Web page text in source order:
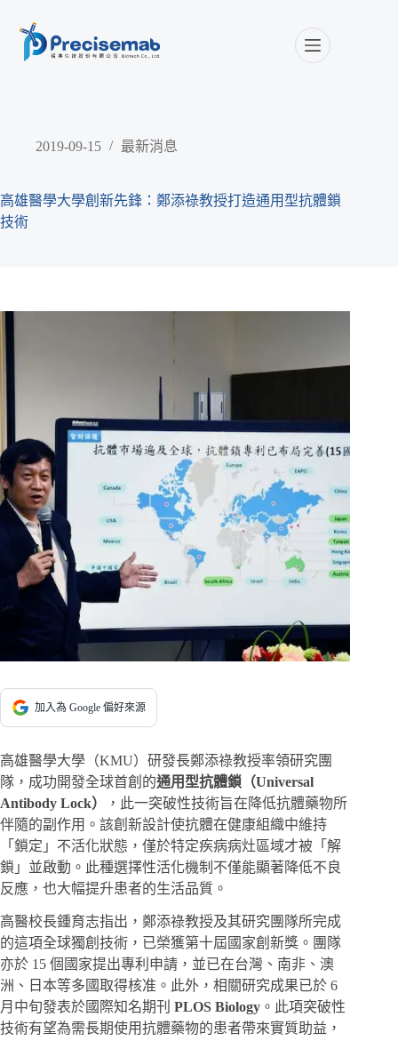
2019-09-15 最新消息
高雄醫學大學創新先鋒：鄭添祿教授打造通用型抗體鎖
技術
加入為 Google 偏好來源
高雄醫學大學（KMU）研發長鄭添祿教授率領研究團
隊，成功開發全球首創的通用型抗體鎖（Universal
Antibody Lock）
，此一突破性技術旨在降低抗體藥物所
伴隨的副作用。該創新設計使抗體在健康組織中維持
「鎖定」不活化狀態，僅於特定疾病病灶區域才被「解
鎖」並啟動。此種選擇性活化機制不僅能顯著降低不良
反應，也大幅提升患者的生活品質。
高醫校長鍾育志指出，鄭添祿教授及其研究團隊所完成
的這項全球獨創技術，已榮獲第十屆國家創新獎。團隊
亦於 15 個國家提出專利申請，並已在台灣、南非、澳
洲、日本等多國取得核准。此外，相關研究成果已於 6
月中旬發表於國際知名期刊 PLOS Biology 。此項突破性
技術有望為需長期使用抗體藥物的患者帶來實質助益，